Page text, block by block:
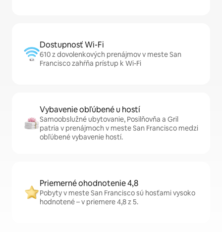
Dostupnosť Wi-Fi
610 z dovolenkových prenájmov v meste San
Francisco zahŕňa prístup k Wi-Fi
Vybavenie obľúbené u hostí
Samoobslužné ubytovanie, Posilňovňa a Gril
patria v prenájmoch v meste San Francisco medzi
obľúbené vybavenie hostí.
Priemerné ohodnotenie 4,8
Pobyty v meste San Francisco sú hosťami vysoko
hodnotené – v priemere 4,8 z 5.